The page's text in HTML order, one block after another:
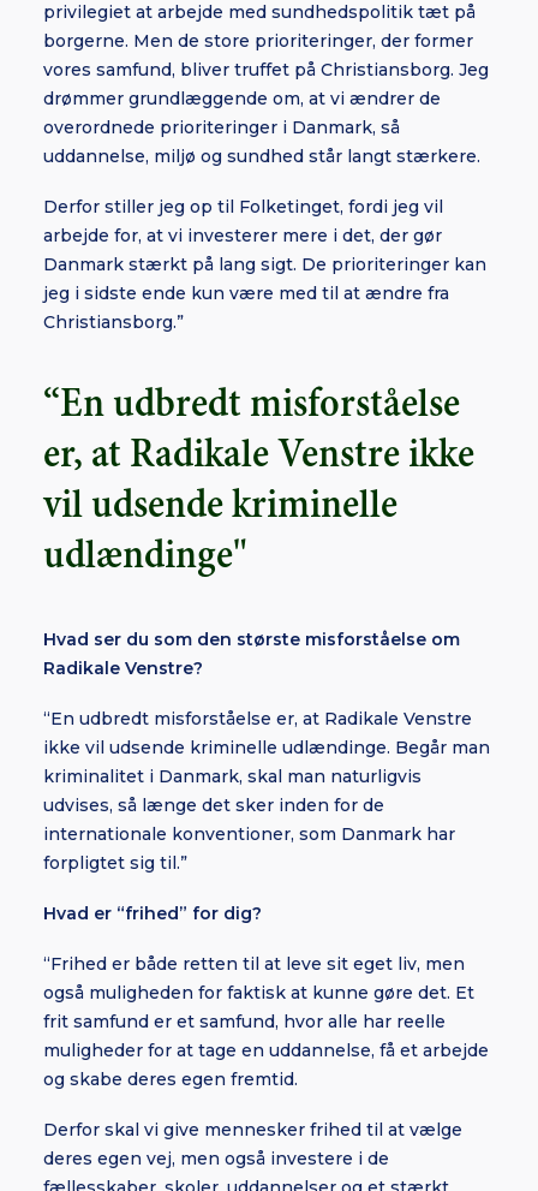
privilegiet at arbejde med sundhedspolitik tæt på
borgerne. Men de store prioriteringer, der former
vores samfund, bliver truffet på Christiansborg. Jeg
drømmer grundlæggende om, at vi ændrer de
overordnede prioriteringer i Danmark, så
uddannelse, miljø og sundhed står langt stærkere.
Derfor stiller jeg op til Folketinget, fordi jeg vil
arbejde for, at vi investerer mere i det, der gør
Danmark stærkt på lang sigt. De prioriteringer kan
jeg i sidste ende kun være med til at ændre fra
Christiansborg.”
“En udbredt misforståelse
er, at Radikale Venstre ikke
vil udsende kriminelle
udlændinge"
Hvad ser du som den største misforståelse om
Radikale Venstre?
“En udbredt misforståelse er, at Radikale Venstre
ikke vil udsende kriminelle udlændinge. Begår man
kriminalitet i Danmark, skal man naturligvis
udvises, så længe det sker inden for de
internationale konventioner, som Danmark har
forpligtet sig til.”
Hvad er “frihed” for dig?
“Frihed er både retten til at leve sit eget liv, men
også muligheden for faktisk at kunne gøre det. Et
frit samfund er et samfund, hvor alle har reelle
muligheder for at tage en uddannelse, få et arbejde
og skabe deres egen fremtid.
Derfor skal vi give mennesker frihed til at vælge
deres egen vej, men også investere i de